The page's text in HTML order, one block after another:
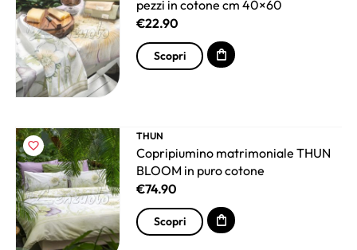
pezzi in cotone cm 40×60
€22.90
Scopri
THUN
Copripiumino matrimoniale THUN
BLOOM in puro cotone
€74.90
Scopri